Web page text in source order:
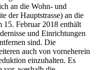
an die Wohn- und
der Hauptstrasse) an die
Februar 2018 enthält
und Einrichtungen
sind. Die
auch von vorneherein
einzuhalten. Es